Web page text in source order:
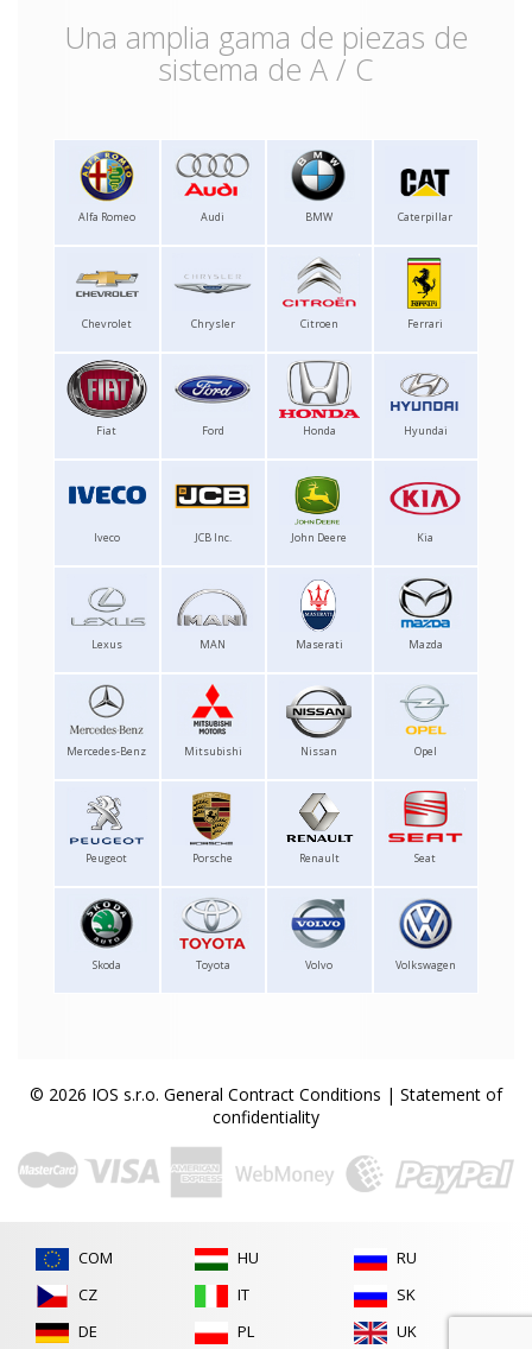
Una amplia gama de piezas de
sistema de A / C
Alfa Romeo Audi BMW Caterpillar
Chevrolet Chrysler Citroen Ferrari
Fiat Ford Honda Hyundai
Iveco JCB Inc. John Deere Kia
Lexus MAN Maserati Mazda
Mercedes-Benz Mitsubishi Nissan Opel
Peugeot Porsche Renault Seat
Skoda Toyota Volvo Volkswagen
© 2026 IOS s.r.o. General Contract Conditions | Statement of
confidentiality
COM
CZ
DE
HU
IT
PL
RU
SK
UK